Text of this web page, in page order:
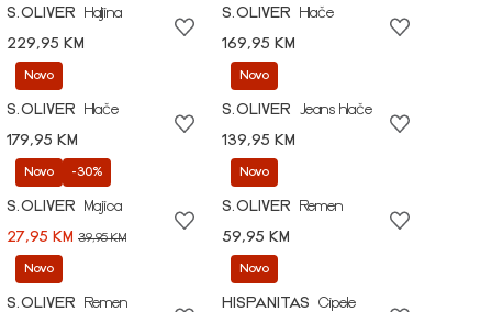
S.OLIVER
Haljina
229,95 KM
S.OLIVER
Hlače
169,95 KM
Novo
S.OLIVER
Hlače
179,95 KM
Novo
S.OLIVER
Jeans hlače
139,95 KM
Novo -30%
S.OLIVER
Majica
27,95 KM 39,95 KM
Novo
S.OLIVER
Remen
59,95 KM
Novo
S.OLIVER
Remen
Novo
HISPANITAS
Cipele